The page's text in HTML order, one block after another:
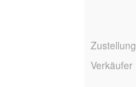
Zustellung
Verkäufer